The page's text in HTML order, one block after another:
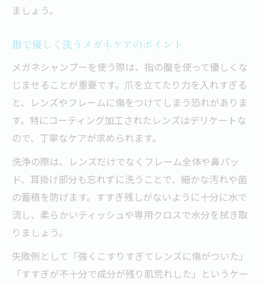
ましょう。
指で優しく洗うメガネケアのポイント
メガネシャンプーを使う際は、指の腹を使って優しくな
じませることが重要です。爪を立てたり力を入れすぎる
と、レンズやフレームに傷をつけてしまう恐れがありま
す。特にコーティング加工されたレンズはデリケートな
ので、丁寧なケアが求められます。
洗浄の際は、レンズだけでなくフレーム全体や鼻パッ
ド、耳掛け部分も忘れずに洗うことで、細かな汚れや菌
の蓄積を防げます。すすぎ残しがないように十分に水で
流し、柔らかいティッシュや専用クロスで水分を拭き取
りましょう。
失敗例として「強くこすりすぎてレンズに傷がついた」
「すすぎが不十分で成分が残り肌荒れした」というケー